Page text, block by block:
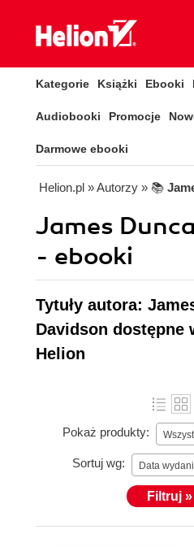
Kategorie Książki Ebooki
Audiobooki Promocje
Darmowe ebooki
Helion.pl » Autorzy » 📚
James
- ebooki
Tytuły autora:
Davidson dostępne
Helion
Pokaż produkty:
Sortuj wg: Data
Filtruj »